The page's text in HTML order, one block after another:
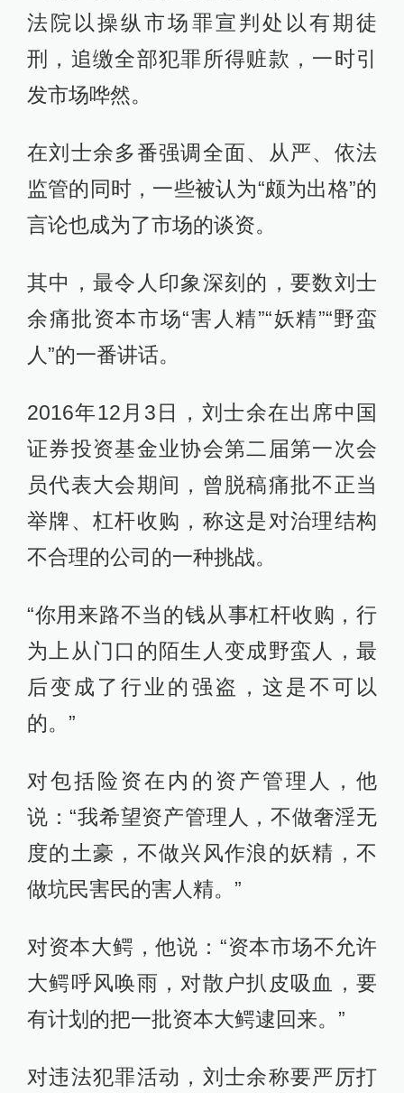
法院以操纵市场罪宣判处以有期徒
刑，追缴全部犯罪所得赃款，一时引
发市场哗然。
在刘士余多番强调全面、从严、依法
监管的同时，一些被认为“颇为出格”的
言论也成为了市场的谈资。
其中，最令人印象深刻的，要数刘士
余痛批资本市场“害人精”“妖精”“野蛮
人”的一番讲话。
2016年12月3日，刘士余在出席中国
证券投资基金业协会第二届第一次会
员代表大会期间，曾脱稿痛批不正当
举牌、杠杆收购，称这是对治理结构
不合理的公司的一种挑战。
“你用来路不当的钱从事杠杆收购，行
为上从门口的陌生人变成野蛮人，最
后变成了行业的强盗，这是不可以
的。”
对包括险资在内的资产管理人，他
说：“我希望资产管理人，不做奢淫无
度的土豪，不做兴风作浪的妖精，不
做坑民害民的害人精。”
对资本大鳄，他说：“资本市场不允许
大鳄呼风唤雨，对散户扒皮吸血，要
有计划的把一批资本大鳄逮回来。”
对违法犯罪活动，刘士余称要严厉打